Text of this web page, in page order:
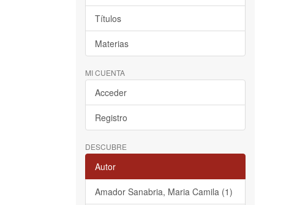
Títulos
Materias
MI CUENTA
Acceder
Registro
DESCUBRE
Autor
Amador Sanabria, Maria Camila (1)